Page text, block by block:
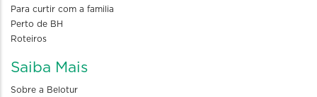
Para curtir com a familia
Perto de BH
Roteiros
Saiba Mais
Sobre a Belotur